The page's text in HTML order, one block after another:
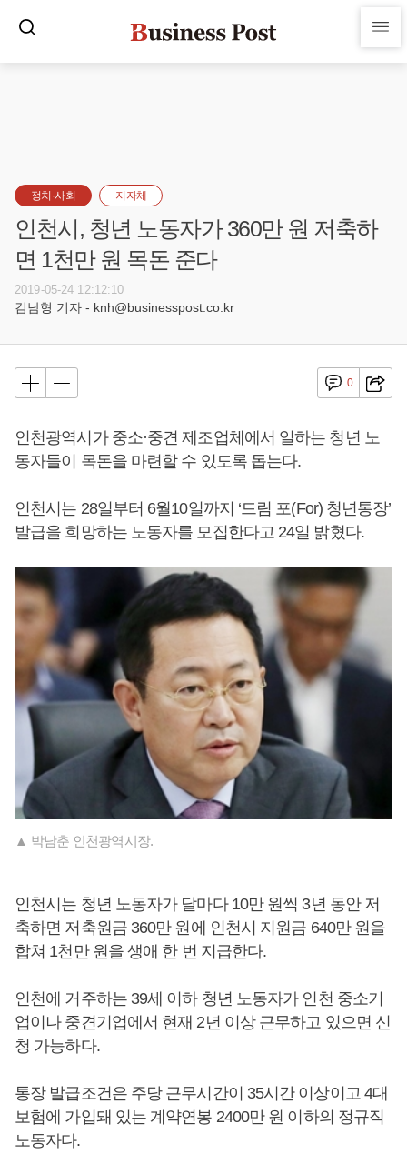
정치·사회 지자체
인천시, 청년 노동자가 360만 원 저축하
면 1천만 원 목돈 준다
2019-05-24 12:12:10
김남형 기자 - knh@businesspost.co.kr
0
인천광역시가 중소·중견 제조업체에서 일하는 청년 노
동자들이 목돈을 마련할 수 있도록 돕는다.
인천시는 28일부터 6월10일까지 ‘드림 포(For) 청년통장’
발급을 희망하는 노동자를 모집한다고 24일 밝혔다.
▲ 박남춘 인천광역시장.
인천시는 청년 노동자가 달마다 10만 원씩 3년 동안 저
축하면 저축원금 360만 원에 인천시 지원금 640만 원을
합쳐 1천만 원을 생애 한 번 지급한다.
인천에 거주하는 39세 이하 청년 노동자가 인천 중소기
업이나 중견기업에서 현재 2년 이상 근무하고 있으면 신
청 가능하다.
통장 발급조건은 주당 근무시간이 35시간 이상이고 4대
보험에 가입돼 있는 계약연봉 2400만 원 이하의 정규직
노동자다.